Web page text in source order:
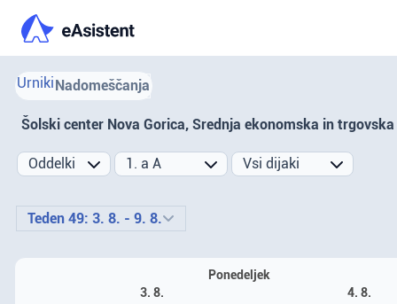
UrnikiNadomeščanja
Šolski center Nova Gorica, Srednja ekonomska in trgovska
Prejšnji teden
Teden 49: 3. 8. - 9. 8.
Ponedeljek
3. 8.
4. 8.